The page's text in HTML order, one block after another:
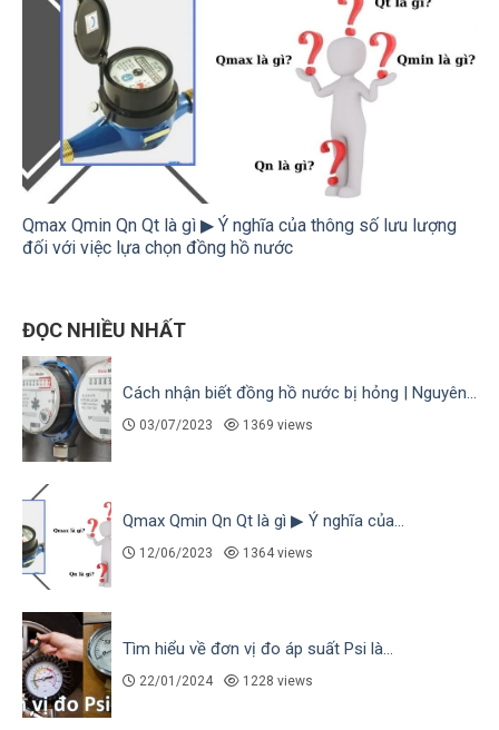
Qmax Qmin Qn Qt là gì ▶ Ý nghĩa của thông số lưu lượng
đối với việc lựa chọn đồng hồ nước
ĐỌC NHIỀU NHẤT
Cách nhận biết đồng hồ nước bị hỏng | Nguyên...
03/07/2023 1369 views
Qmax Qmin Qn Qt là gì ▶ Ý nghĩa của...
12/06/2023 1364 views
Tìm hiểu về đơn vị đo áp suất Psi là...
22/01/2024 1228 views